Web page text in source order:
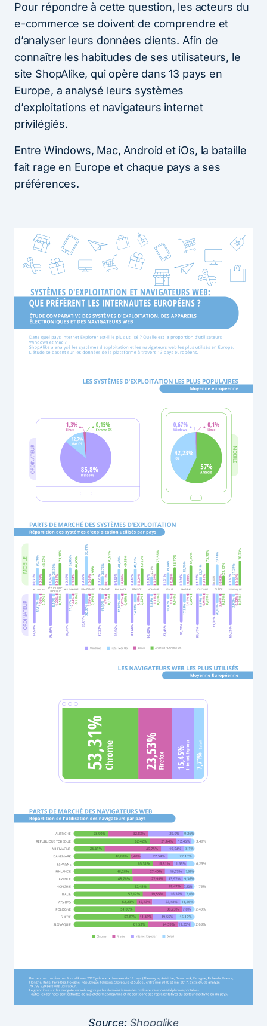
Pour répondre à cette question, les acteurs du
e-commerce se doivent de comprendre et
d’analyser leurs données clients. Afin de
connaître les habitudes de ses utilisateurs, le
site ShopAlike, qui opère dans 13 pays en
Europe, a analysé leurs systèmes
d’exploitations et navigateurs internet
privilégiés.
Entre Windows, Mac, Android et iOs, la bataille
fait rage en Europe et chaque pays a ses
préférences.
Source: Shopalike